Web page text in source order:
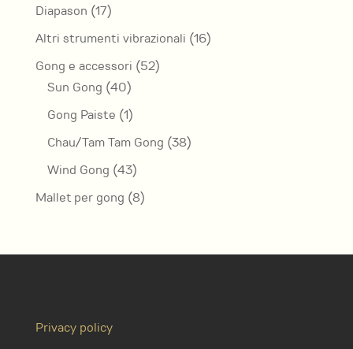
Diapason 1717
prodotti
Altri strumenti vibrazionali 1616
Gong e accessori 5252
Sun Gong 4040
prodotti
Gong Paiste 11
prodotto
Chau/Tam Tam Gong 3838
Wind Gong 4343
prodotti
Mallet per gong 88
Privacy policy